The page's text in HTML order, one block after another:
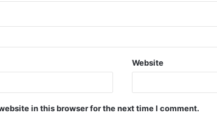
Website
in this browser for the next time I comment.